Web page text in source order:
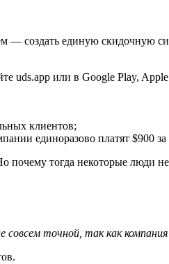
— создать единую скидочную
uds.app или в Google Play,
клиентов;
единоразово платят $900 за
почему тогда некоторые люди
точной, так как